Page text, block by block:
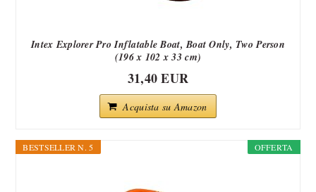
Intex Explorer Pro Inflatable Boat, Boat Only, Two Person
(196 x 102 x 33 cm)
31,40 EUR
Acquista su Amazon
OFFERTA
BESTSELLER N. 5